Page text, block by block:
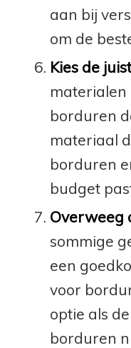
aan bij
om de
Kies de
materialen
borduren
materiaal
borduren
budget
Overweeg
sommige
een
voor
optie als
borduren